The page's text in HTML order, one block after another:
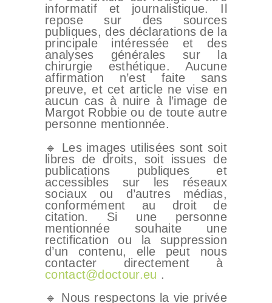
informatif et journalistique. Il
repose sur des sources
publiques, des déclarations de la
principale intéressée et des
analyses générales sur la
chirurgie esthétique. Aucune
affirmation n’est faite sans
preuve, et cet article ne vise en
aucun cas à nuire à l’image de
Margot Robbie ou de toute autre
personne mentionnée.
🔹 Les images utilisées sont soit
libres de droits, soit issues de
publications publiques et
accessibles sur les réseaux
sociaux ou d’autres médias,
conformément au droit de
citation. Si une personne
mentionnée souhaite une
rectification ou la suppression
d’un contenu, elle peut nous
contacter directement à
contact@doctour.eu .
🔹 Nous respectons la vie privée